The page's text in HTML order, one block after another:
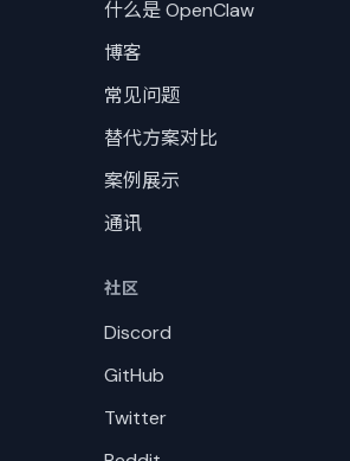
什么是 OpenClaw
博客
常见问题
替代方案对比
案例展示
通讯
社区
Discord
GitHub
Twitter